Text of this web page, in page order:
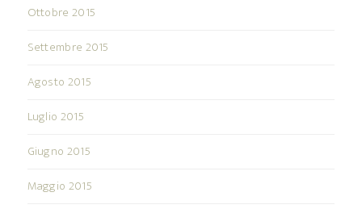
Ottobre 2015
Settembre 2015
Agosto 2015
Luglio 2015
Giugno 2015
Maggio 2015